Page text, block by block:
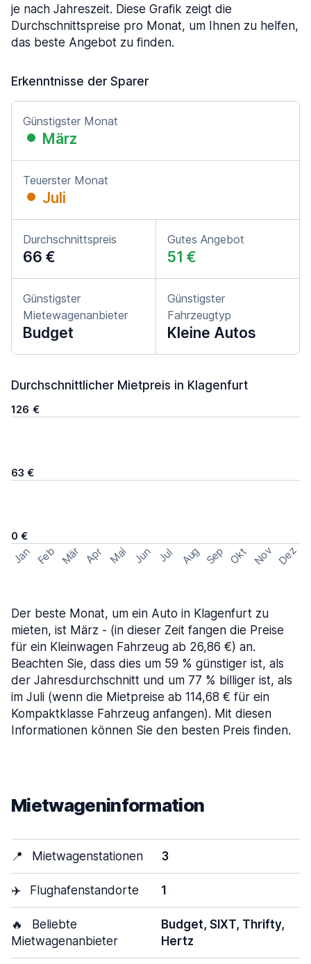
je nach Jahreszeit. Diese Grafik zeigt die
Durchschnittspreise pro Monat, um Ihnen zu helfen,
das beste Angebot zu finden.
Erkenntnisse der Sparer
Günstigster Monat
März
Teuerster Monat
Juli
Durchschnittspreis
66 €
Gutes Angebot
51 €
Günstigster
Mietewagenanbieter
Budget
Günstigster
Fahrzeugtyp
Kleine Autos
Durchschnittlicher Mietpreis in Klagenfurt
126 €
63 €
0 €
Jan Feb Mär Apr Mai Jun Jul Aug Sep Okt Nov Dez
Der beste Monat, um ein Auto in Klagenfurt zu
mieten, ist März - (in dieser Zeit fangen die Preise
für ein Kleinwagen Fahrzeug ab 26,86 €) an.
Beachten Sie, dass dies um 59 % günstiger ist, als
der Jahresdurchschnitt und um 77 % billiger ist, als
im Juli (wenn die Mietpreise ab 114,68 € für ein
Kompaktklasse Fahrzeug anfangen). Mit diesen
Informationen können Sie den besten Preis finden.
Mietwageninformation
📍 Mietwagenstationen 3
✈️ Flughafenstandorte 1
🔥
Beliebte
Mietwagenanbieter
Budget, SIXT, Thrifty,
Hertz